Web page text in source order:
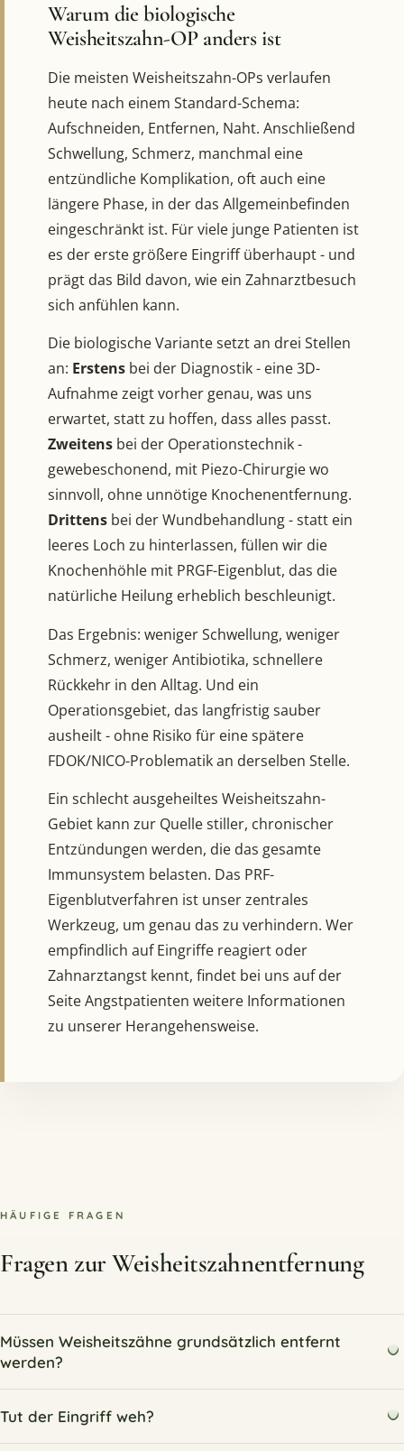
Warum die biologische
Weisheitszahn-OP anders ist
Die meisten Weisheitszahn-OPs verlaufen
heute nach einem Standard-Schema:
Aufschneiden, Entfernen, Naht. Anschließend
Schwellung, Schmerz, manchmal eine
entzündliche Komplikation, oft auch eine
längere Phase, in der das Allgemeinbefinden
eingeschränkt ist. Für viele junge Patienten ist
es der erste größere Eingriff überhaupt - und
prägt das Bild davon, wie ein Zahnarztbesuch
sich anfühlen kann.
Die biologische Variante setzt an drei Stellen
an: Erstens bei der Diagnostik - eine 3D-
Aufnahme zeigt vorher genau, was uns
erwartet, statt zu hoffen, dass alles passt.
Zweitens bei der Operationstechnik -
gewebeschonend, mit Piezo-Chirurgie wo
sinnvoll, ohne unnötige Knochenentfernung.
Drittens bei der Wundbehandlung - statt ein
leeres Loch zu hinterlassen, füllen wir die
Knochenhöhle mit PRGF-Eigenblut, das die
natürliche Heilung erheblich beschleunigt.
Das Ergebnis: weniger Schwellung, weniger
Schmerz, weniger Antibiotika, schnellere
Rückkehr in den Alltag. Und ein
Operationsgebiet, das langfristig sauber
ausheilt - ohne Risiko für eine spätere
FDOK/NICO-Problematikan derselben Stelle.
Ein schlecht ausgeheiltes Weisheitszahn-
Gebiet kann zur Quellestiller, chronischer
Entzündungen werden, die das gesamte
Immunsystem belasten. Das PRF-
Eigenblutverfahren ist unser zentrales
Werkzeug, um genau das zu verhindern. Wer
empfindlich auf Eingriffe reagiert oder
Zahnarztangst kennt, findet bei uns auf der
SeiteAngstpatienten weitere Informationen
zu unserer Herangehensweise.
HÄUFIGE FRAGEN
Fragen zur Weisheitszahnentfernung
Müssen Weisheitszähne grundsätzlich entfernt
werden?
Tut der Eingriff weh?